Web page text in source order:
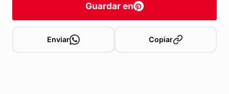
Guardar en
Enviar Copiar